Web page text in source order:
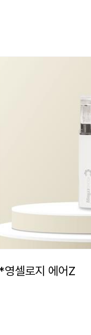
*영셀로지 에어Z